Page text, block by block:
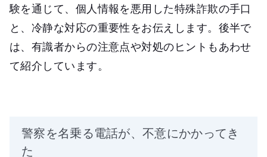
験を通じて、個人情報を悪用した特殊詐欺の手口
と、冷静な対応の重要性をお伝えします。後半で
は、有識者からの注意点や対処のヒントもあわせ
て紹介しています。
警察を名乗る電話が、不意にかかってき
た